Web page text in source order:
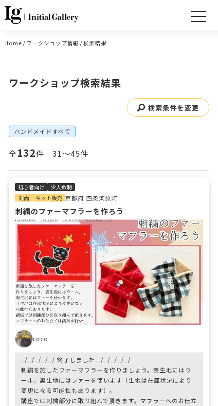
Home / ワークショップ情報 /検索結果
ワークショップ検索結果
検索条件を変更
ハンドメイドすべて
全132件 31～45件
初心者向け
少人数制
対面
キット販売 京都府 四条河原町
刺繍のファーマフラーを作ろう
coco
_/_/_/_/_/ 終了しました _/_/_/_/_/
刺繍を施したファーマフラーを作りましょう。表生地にはウ
ール、裏生地にはファーを使います（生地は在庫状況により
変更になる可能性もあります）。
講座では刺繍部分に取り組んで頂きます。マフラーへのお仕立